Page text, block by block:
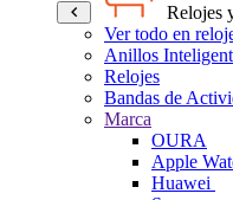
Relojes
Ver todo en
Anillos
Relojes
Bandas de
Marca
OURA
Apple
Huawei